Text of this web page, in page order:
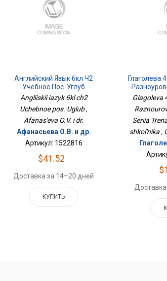
Английский Язык 6кл Ч2
Учебное Пос. Углуб
Angliiskii iazyk 6kl ch2
Uchebnoe pos. Uglub ,
Afanas'eva O.V. i dr.
Афанасьева О.В. и др.
Артикул: 1522816
$41.52
Доставка за 14–20 дней
КУПИТЬ
Глаголева
Серия
Glagoleva
Seriia
shkol'nika ,